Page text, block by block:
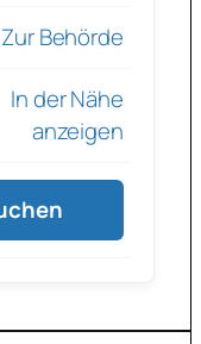
Zur Behörde
In der Nähe
anzeigen